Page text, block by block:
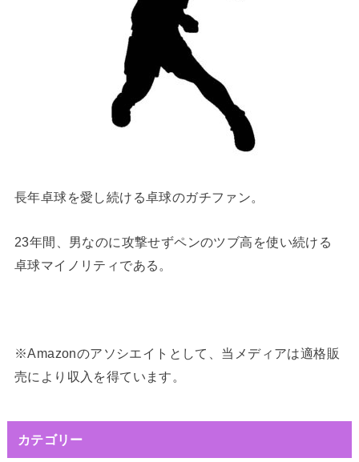
長年卓球を愛し続ける卓球のガチファン。
23年間、男なのに攻撃せずペンのツブ高を使い続ける
卓球マイノリティである。
※Amazonのアソシエイトとして、当メディアは適格販
売により収入を得ています。
カテゴリー